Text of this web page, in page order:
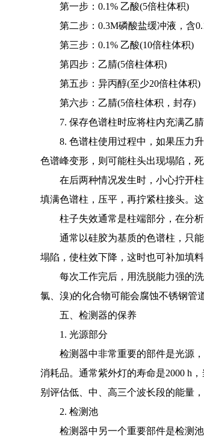
第一步：0.1% 乙酸(5倍柱体积)
第二步：0.3M磷酸盐缓冲液，含
第三步：0.1% 乙酸(10倍柱体积)
第四步：乙腈(5倍柱体积)
第五步：异丙醇(至少20倍柱体积)
第六步：乙腈(5倍柱体积，封存)
7. 保存色谱柱时应将柱内充满乙腈
8. 色谱柱使用过程中，如果压力升
色谱峰变形，则可能柱头出现塌陷，死
在后两种情况发生时，小心拧开柱
填满色谱柱，压平，再拧紧柱接头。
柱子失效通常是柱端部分，在分析
通常以硅胶为基质的色谱柱，只能
塌陷，使柱效下降，这时也可补加填料
每次工作完后，用洗脱能力强的洗
氯、溴)的化合物可能会腐蚀不锈钢管
五、检测器的保养
1. 光源部分
检测器中非常重要的部件是光源，
消耗品。通常紫外灯的寿命是2000 h
别评估低、中、高三个波长段的能量
2. 检测池
检测器中另一个重要部件是检测池